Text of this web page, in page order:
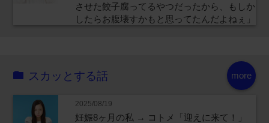
させた餃子腐ってるやつだったから、もしか
したらお腹壊すかもと思ってたんだよねぇ」
more
スカッとする話
2025/08/19
妊娠8ヶ月の私 → コトメ「迎えに来て！」